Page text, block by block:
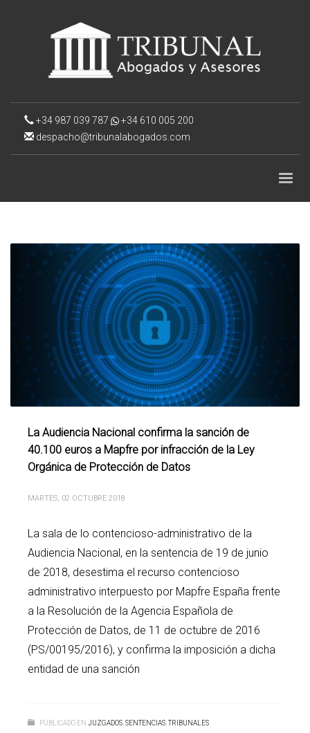
+34 987 039 787
+34 610 005 200
despacho@tribunalabogados.com
La Audiencia Nacional confirma la sanción de
40.100 euros a Mapfre por infracción de la Ley
Orgánica de Protección de Datos
MARTES, 02 OCTUBRE 2018
La sala de lo contencioso-administrativo de la
Audiencia Nacional, en la sentencia de 19 de junio
de 2018, desestima el recurso contencioso
administrativo interpuesto por Mapfre España frente
a la Resolución de la Agencia Española de
Protección de Datos, de 11 de octubre de 2016
(PS/00195/2016), y confirma la imposición a dicha
entidad de una sanción
PUBLICADO EN JUZGADOS,SENTENCIAS,TRIBUNALES